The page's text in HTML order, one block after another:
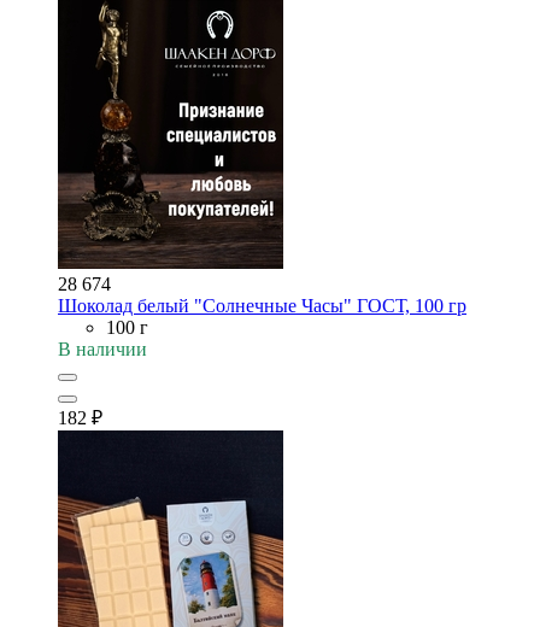
28 674
Шоколад белый "Солнечные Часы" ГОСТ, 100 гр
100 г
В наличии
182 ₽